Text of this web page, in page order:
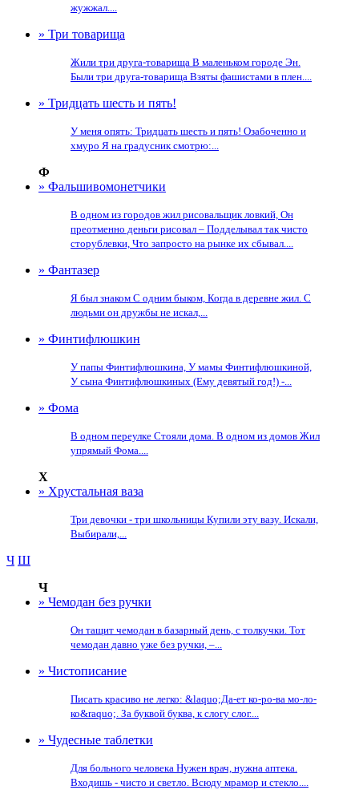
жужжал....
» Три товарища
Жили три друга-товарища В маленьком городе Эн.
Были три друга-товарища Взяты фашистами в плен....
» Тридцать шесть и пять!
У меня опять: Тридцать шесть и пять! Озабоченно и
хмуро Я на градусник смотрю:...
Ф
» Фальшивомонетчики
В одном из городов жил рисовальщик ловкий, Он
преотменно деньги рисовал – Подделывал так чисто
сторублевки, Что запросто на рынке их сбывал....
» Фантазер
Я был знаком С одним быком, Когда в деревне жил. С
людьми он дружбы не искал,...
» Финтифлюшкин
У папы Финтифлюшкина, У мамы Финтифлюшкиной,
У сына Финтифлюшкиных (Ему девятый год!) -...
» Фома
В одном переулке Стояли дома. В одном из домов Жил
упрямый Фома....
Х
» Хрустальная ваза
Три девочки - три школьницы Купили эту вазу. Искали,
Выбирали,...
Ч Ш
Ч
» Чемодан без ручки
Он тащит чемодан в базарный день, с толкучки. Тот
чемодан давно уже без ручки, –...
» Чистописание
Писать красиво не легко: &laquo;Да-ет ко-ро-ва мо-ло-
ко&raquo;. За буквой буква, к слогу слог....
» Чудесные таблетки
Для больного человека Нужен врач, нужна аптека.
Входишь - чисто и светло. Всюду мрамор и стекло....